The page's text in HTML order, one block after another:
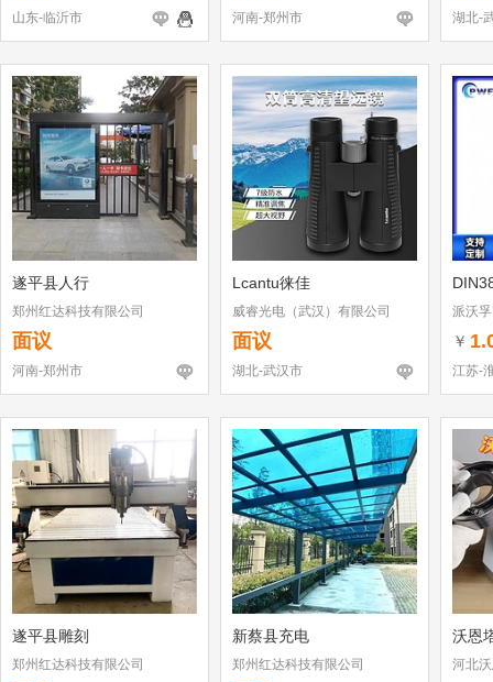
山东-临沂市 河南-郑州市 湖北-
遂平县人行
郑州红达科技有限公司
面议
河南-郑州市
Lcantu徕佳
威睿光电（武汉）有限公司
面议
湖北-武汉市
派沃
￥
江苏-
遂平县雕刻
郑州红达科技有限公司
新蔡县充电
郑州红达科技有限公司
沃恩
河北